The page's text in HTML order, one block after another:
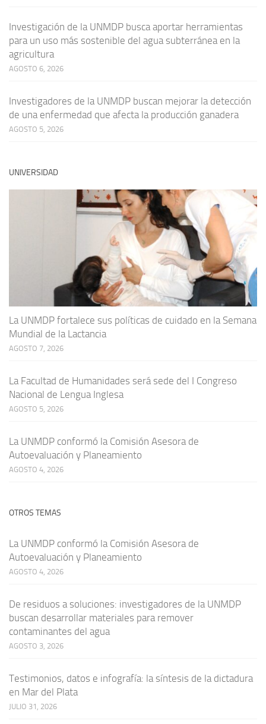
Investigación de la UNMDP busca aportar herramientas
para un uso más sostenible del agua subterránea en la
agricultura
AGOSTO 6, 2026
Investigadores de la UNMDP buscan mejorar la detección
de una enfermedad que afecta la producción ganadera
AGOSTO 5, 2026
UNIVERSIDAD
La UNMDP fortalece sus políticas de cuidado en la Semana
Mundial de la Lactancia
AGOSTO 7, 2026
La Facultad de Humanidades será sede del I Congreso
Nacional de Lengua Inglesa
AGOSTO 5, 2026
La UNMDP conformó la Comisión Asesora de
Autoevaluación y Planeamiento
AGOSTO 4, 2026
OTROS TEMAS
La UNMDP conformó la Comisión Asesora de
Autoevaluación y Planeamiento
AGOSTO 4, 2026
De residuos a soluciones: investigadores de la UNMDP
buscan desarrollar materiales para remover
contaminantes del agua
AGOSTO 3, 2026
Testimonios, datos e infografía: la síntesis de la dictadura
en Mar del Plata
JULIO 31, 2026